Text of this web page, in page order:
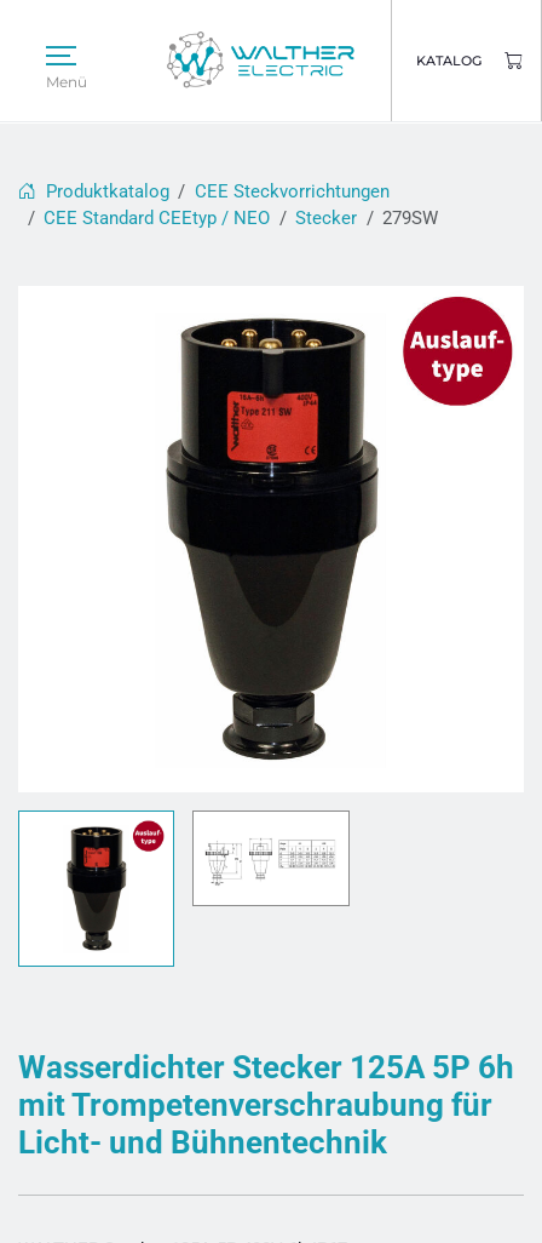
Menü
KATALOG
Produktkatalog
CEE Steckvorrichtungen
CEE Standard CEEtyp / NEO
Stecker 279SW
Wasserdichter Stecker 125A 5P 6h
mit Trompetenverschraubung für
Licht- und Bühnentechnik